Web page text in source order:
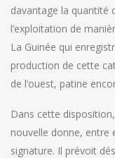
davantage la quantité
l’exploitation de
La Guinée qui
production de cette
de l’ouest, patine
Dans cette
nouvelle donne, entre
signature. Il prévoit